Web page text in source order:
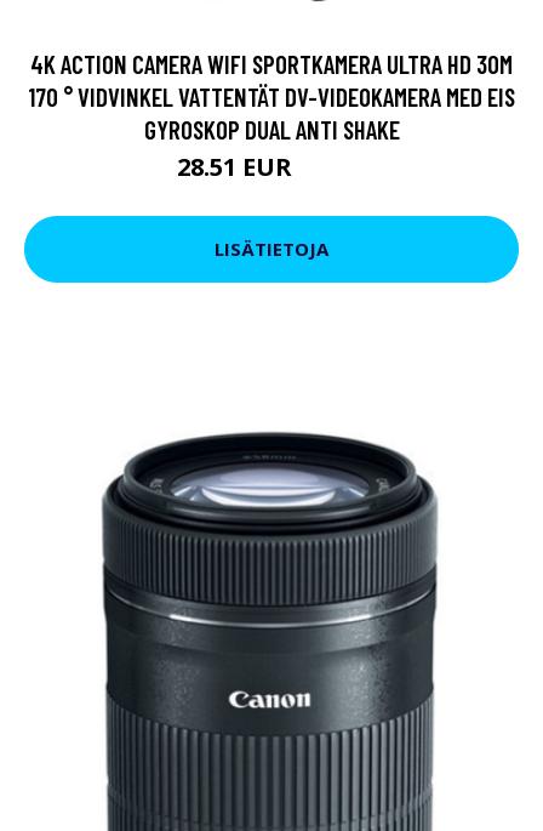
4K ACTION CAMERA WIFI SPORTKAMERA ULTRA HD 30M
170 ° VIDVINKEL VATTENTÄT DV-VIDEOKAMERA MED EIS
GYROSKOP DUAL ANTI SHAKE
28.51 EUR
LISÄTIETOJA